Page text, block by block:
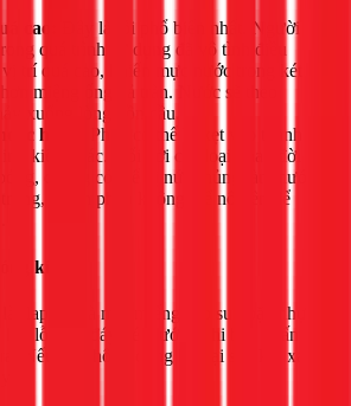
cao:
Đây là lỗi phổ biến nhất. Người
quá trình sử dụng đã vô tình điều
vị trí quá cao, khiến mực nước trong két
hơn miệng ống xả tràn. Nước sẽ theo
xuống lòng bồn cầu.
hỏng:
Phao có thể bị kẹt vào thành
linh kiện khác. Đối với các loại phao đời
chúng có thể bị nứt, thủng làm nước
trong, khiến phao không thể nổi lên để
kín
flapper) là một miếng cao su hoặc nhựa
kín lỗ xả ở đáy két nước. Khi bạn nhấn
Nếu nó không đóng kín lại sau khi xả,